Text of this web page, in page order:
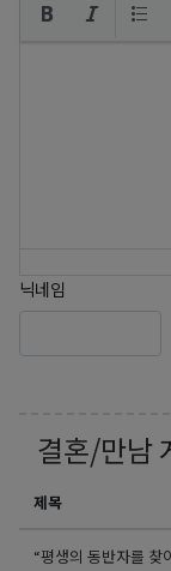
닉네임
결혼/만남
제목
“평생의 동반자를 찾